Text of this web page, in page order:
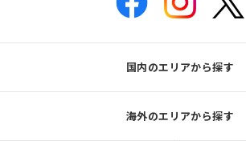
国内のエリアから探す
海外のエリアから探す